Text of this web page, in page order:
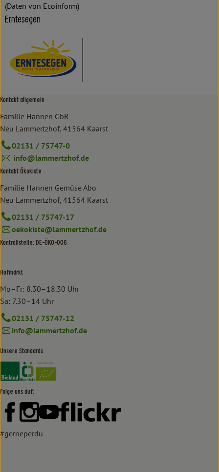
(Daten von Ecoinform)
Erntesegen
Kontakt allgemein
Familie Hannen GbR
Neu Lammertzhof, 41564 Kaarst
02131 / 75747-0
info@lammertzhof.de
Kontakt Ökokiste
Familie Hannen Gemüse Abo
Neu Lammertzhof, 41564 Kaarst
02131 / 75747-17
oekokiste@lammertzhof.de
Kontrollstelle: DE-ÖKO-006
Hofmarkt
Mo–Fr: 8.30–18.30 Uhr
Sa: 7.30–14 Uhr
02131 / 75747-12
info@lammertzhof.de
Unsere Standards
Externer Link zu https://www.bioland.de/verbraucher
Externer Link zu https://www.oekokiste.de/
Folge uns auf:
Externer Link zu https://www.facebook.com/lammertzhof/
Externer Link zu https://www.instagram.com/
Externer Link zu https://www.youtube.com/
Externer Link zu https://
#gerneperdu